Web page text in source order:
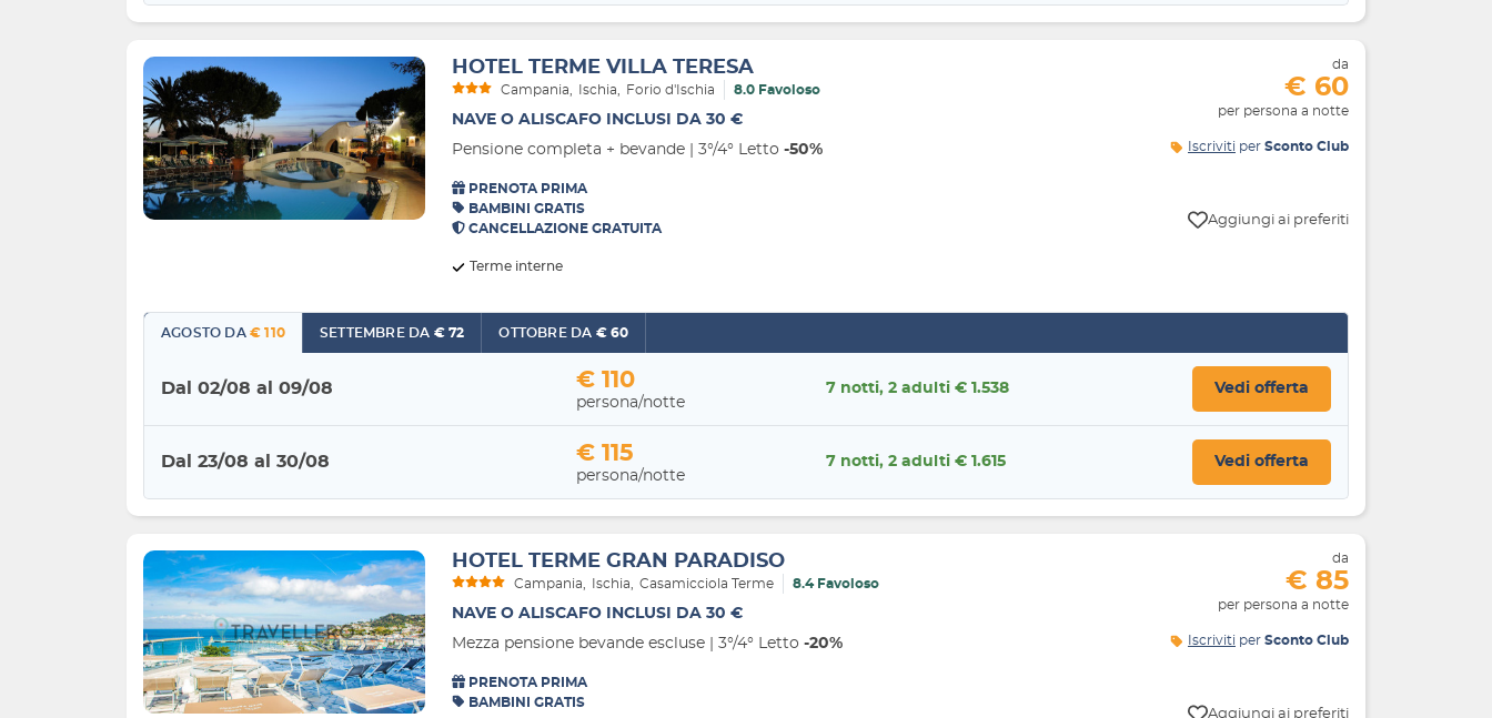
HOTEL TERME VILLA TERESA
Campania Ischia Forio d'Ischia 8.0 Favoloso
NAVE O ALISCAFO INCLUSI DA 30 €
Pensione completa + bevande | 3°/4° Letto -50%
PRENOTA PRIMA
BAMBINI GRATIS
CANCELLAZIONE GRATUITA
Terme interne
da
€ 60
per persona a notte
Iscriviti per Sconto Club
Aggiungi ai preferiti
AGOSTO DA € 110 SETTEMBRE DA € 72 OTTOBRE DA € 60
Dal 02/08 al 09/08 € 110
persona/notte
7 notti, 2 adulti € 1.538 Vedi offerta
Dal 23/08 al 30/08 € 115
persona/notte
7 notti, 2 adulti € 1.615 Vedi offerta
HOTEL TERME GRAN PARADISO
Campania Ischia Casamicciola Terme 8.4 Favoloso
NAVE O ALISCAFO INCLUSI DA 30 €
Mezza pensione bevande escluse | 3°/4° Letto -20%
PRENOTA PRIMA
BAMBINI GRATIS
da
€ 85
per persona a notte
Iscriviti per Sconto Club
Aggiungi ai preferiti